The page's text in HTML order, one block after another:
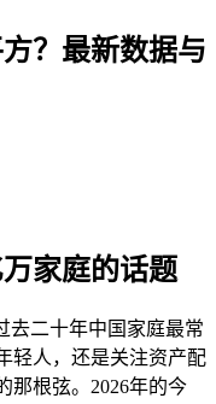
？最新数据与
家庭的话题
去二十年中国家庭最常
轻人，还是关注资产配
那根弦。2026年的今